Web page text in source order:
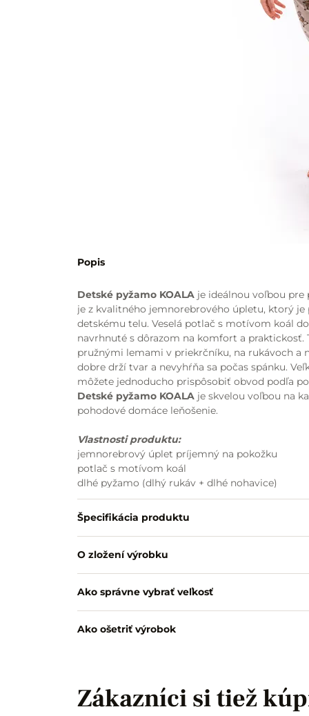
Popis
Detské pyžamo KOALA je ideálnou voľbou pre
je z kvalitného jemnorebrového úpletu, ktorý
detskému telu. Veselá potlač s motívom koál
navrhnuté s dôrazom na komfort a
pružnými lemami v priekrčníku, na rukávoch a
dobre drží tvar a nevyhŕňa sa počas spánku.
môžete jednoducho prispôsobiť obvod podľa
Detské pyžamo KOALA je skvelou voľbou na
pohodové domáce leňošenie.
Vlastnosti produktu:
jemnorebrový úplet príjemný na pokožku
potlač s motívom koál
dlhé pyžamo (dlhý rukáv + dlhé nohavice)
lemy v priekrčníku, na rukávoch a nohaviciach
vymeniteľná guma v páse
pohodlný a praktický strih
Špecifikácia produktu
O zložení výrobku
Ako správne vybrať veľkosť
Ako ošetriť výrobok
Zákazníci si tiež